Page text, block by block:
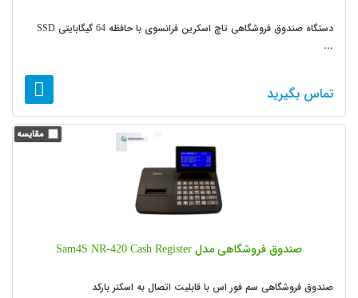
دستگاه صندوق فروشگاهی تاچ اسکرین فرانسوی با حافظه 64 گیگابایتی SSD
...
تماس بگیرید
صندوق فروشگاهی مدل Sam4S NR-420 Cash Register
صندوق فروشگاهی سم فور اس با قابلیت اتصال به اسکنر بارکد